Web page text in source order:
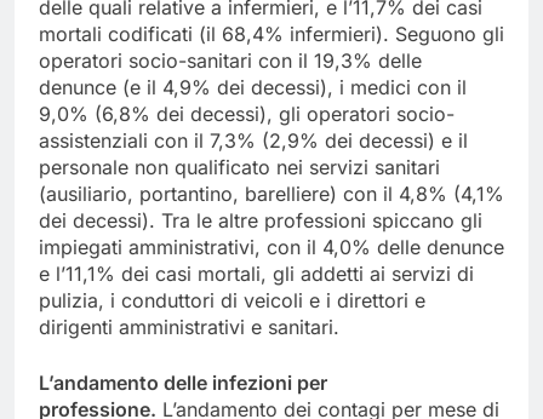
delle quali relative a infermieri, e l’11,7% dei casi
mortali codificati (il 68,4% infermieri). Seguono gli
operatori socio-sanitari con il 19,3% delle
denunce (e il 4,9% dei decessi), i medici con il
9,0% (6,8% dei decessi), gli operatori socio-
assistenziali con il 7,3% (2,9% dei decessi) e il
personale non qualificato nei servizi sanitari
(ausiliario, portantino, barelliere) con il 4,8% (4,1%
dei decessi). Tra le altre professioni spiccano gli
impiegati amministrativi, con il 4,0% delle denunce
e l’11,1% dei casi mortali, gli addetti ai servizi di
pulizia, i conduttori di veicoli e i direttori e
dirigenti amministrativi e sanitari.
L’andamento delle infezioni per
professione. L’andamento dei contagi per mese di